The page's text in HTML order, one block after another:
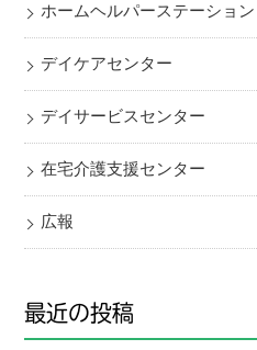
ホームヘルパーステーション
デイケアセンター
デイサービスセンター
在宅介護支援センター
広報
最近の投稿